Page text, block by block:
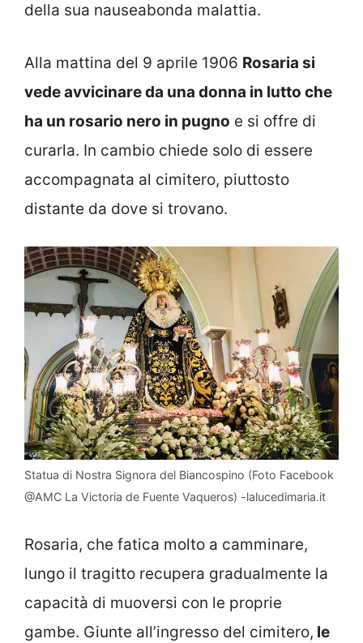
della sua nauseabonda malattia.
Alla mattina del 9 aprile 1906 Rosaria si
vede avvicinare da una donna in lutto che
ha un rosario nero in pugno e si offre di
curarla. In cambio chiede solo di essere
accompagnata al cimitero, piuttosto
distante da dove si trovano.
Statua di Nostra Signora del Biancospino (Foto Facebook
@AMC La Victoria de Fuente Vaqueros) -lalucedimaria.it
Rosaria, che fatica molto a camminare,
lungo il tragitto recupera gradualmente la
capacità di muoversi con le proprie
gambe. Giunte all’ingresso del cimitero, le